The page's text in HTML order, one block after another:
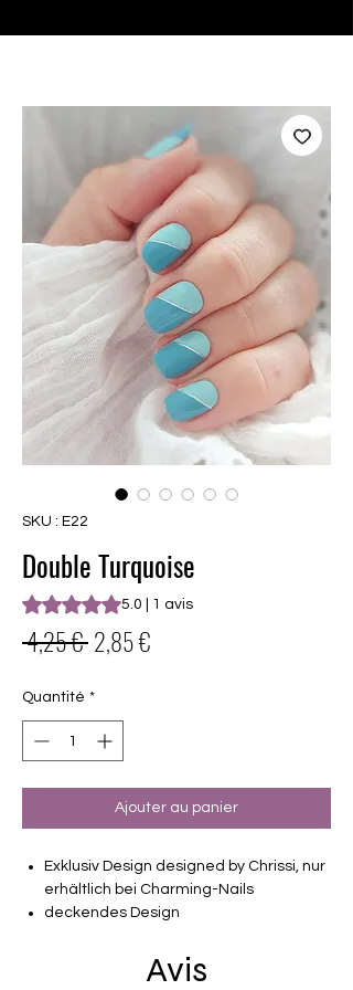
SKU : E22
Double Turquoise
La note est de 5.0 sur cinq étoiles selon 1
5.0 | 1 avis
4,25 € Prix
2,85 €
Quantité *
Ajouter au panier
Exklusiv Design designed by Chrissi, nur
erhältlich bei Charming-Nails
deckendes Design
von unterschiedlicher Grösse (8.4mm –
Avis